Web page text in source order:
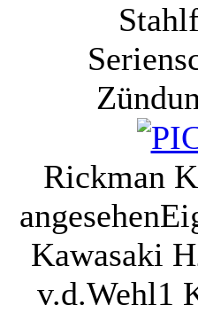
Rickman
angesehen
Kawasaki
v.d.Wehl1